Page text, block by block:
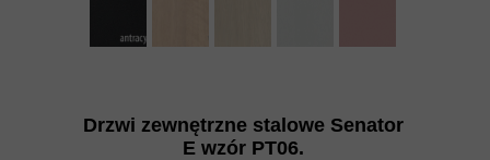
Drzwi zewnętrzne stalowe Senator
Ewzór PT06.